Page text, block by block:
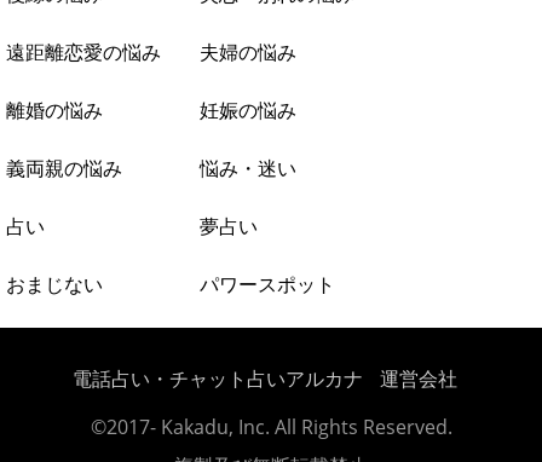
遠距離恋愛の悩み 夫婦の悩み
離婚の悩み 妊娠の悩み
義両親の悩み 悩み・迷い
占い 夢占い
おまじない パワースポット
電話占い・チャット占いアルカナ
運営会社
©2017- Kakadu, Inc. All Rights Reserved.